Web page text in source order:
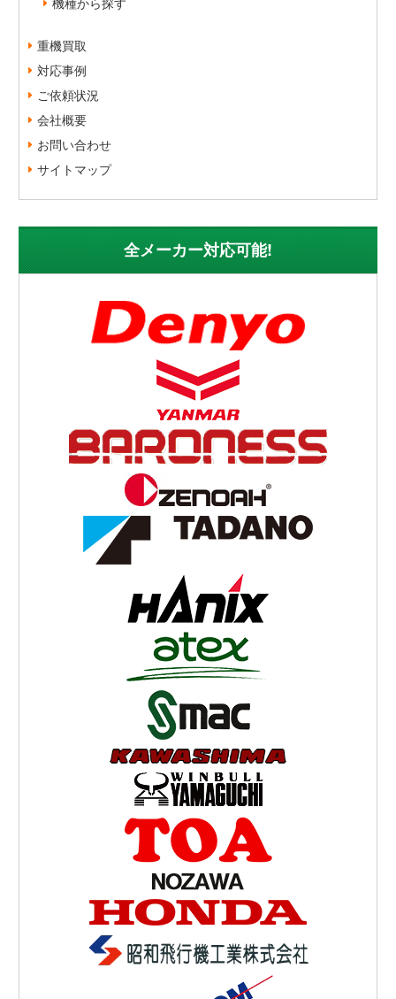
重機買取
対応事例
ご依頼状況
会社概要
お問い合わせ
サイトマップ
全メーカー対応可能!